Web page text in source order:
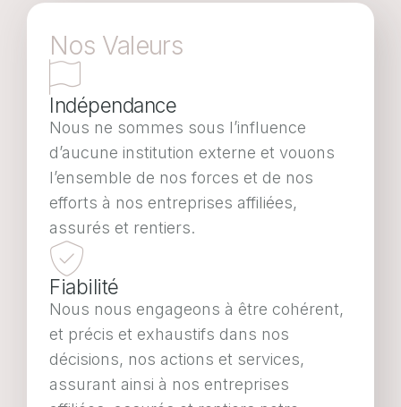
Nos Valeurs
Indépendance
Nous ne sommes sous l’influence
d’aucune institution externe et vouons
l’ensemble de nos forces et de nos
efforts à nos entreprises affiliées,
assurés et rentiers.
Fiabilité
Nous nous engageons à être cohérent,
et précis et exhaustifs dans nos
décisions, nos actions et services,
assurant ainsi à nos entreprises